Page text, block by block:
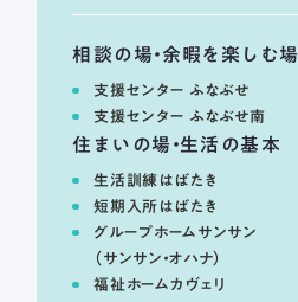
相談の場・余暇を楽しむ場
支援センター ふなぶせ
支援センター ふなぶせ南
住まいの場・生活の基本
生活訓練はばたき
短期入所はばたき
グループホームサンサン
（サンサン・オハナ）
福祉ホームカヴェリ